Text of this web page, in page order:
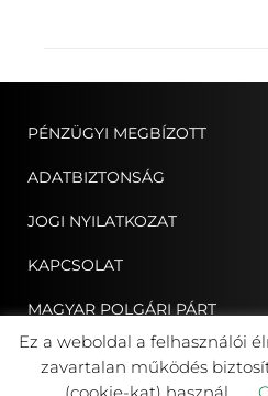
PÉNZÜGYI MEGBÍZOTT
ADATBIZTONSÁG
JOGI NYILATKOZAT
KAPCSOLAT
MAGYAR POLGÁRI PÁRT
ERDÉLYI MAGYAR NÉPPÁRT
Ez a weboldal a felhasználói
zavartalan működés